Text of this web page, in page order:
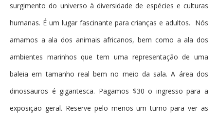
surgimento do universo à diversidade de espécies e culturas
humanas. É um lugar fascinante para crianças e adultos. Nós
amamos a ala dos animais africanos, bem como a ala dos
ambientes marinhos que tem uma representação de uma
baleia em tamanho real bem no meio da sala. A área dos
dinossauros é gigantesca. Pagamos $30 o ingresso para a
exposição geral. Reserve pelo menos um turno para ver as